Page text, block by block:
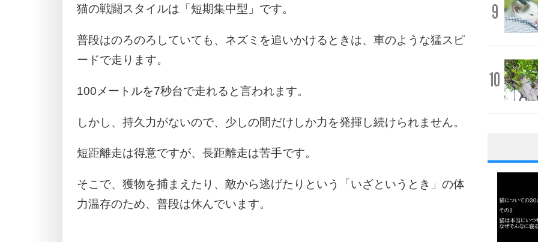
猫の戦闘スタイルは「短期集中型」です。
普段はのろのろしていても、ネズミを追いかけるときは、車のような猛スピ
ードで走ります。
100メートルを7秒台で走れると言われます。
しかし、持久力がないので、少しの間だけしか力を発揮し続けられません。
短距離走は得意ですが、長距離走は苦手です。
そこで、獲物を捕まえたり、敵から逃げたりという「いざというとき」の体
力温存のため、普段は休んでいます。
9
10
1